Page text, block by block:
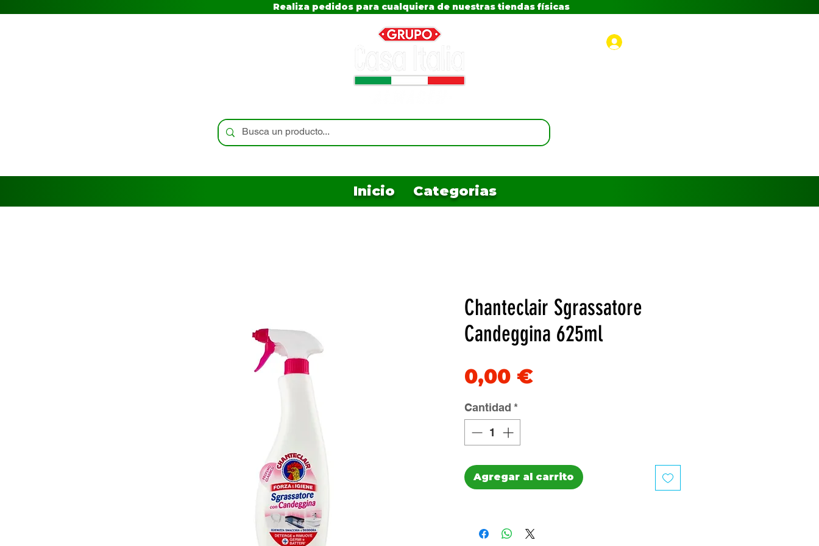
Realiza pedidos para cualquiera de nuestras tiendas físicas
Inicio Categorias
Chanteclair Sgrassatore
Candeggina 625ml
0,00 €Precio
Cantidad *
Agregar al carrito